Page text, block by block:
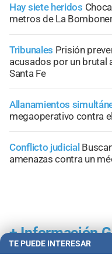
Hay siete heridos
metros de La
Tribunales Prisión
acusados por un brutal
Santa Fe
Allanamientos
megaoperativo contra
Conflicto judicial
amenazas contra un
+Información
TE PUEDE INTERESAR